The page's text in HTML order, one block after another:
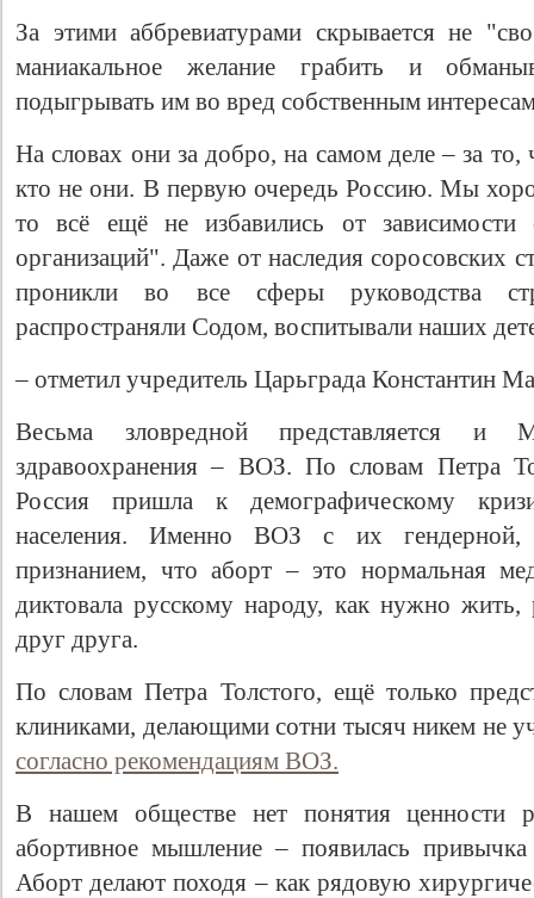
За этими аббревиатурами скрывается не
маниакальное желание грабить и
подыгрывать им во вред собственным
На словах они за добро, на самом деле – за то,
кто не они. В первую очередь Россию. Мы
то всё ещё не избавились от
организаций". Даже от наследия соросовских
проникли во все сферы руководства
распространяли Содом, воспитывали наших
– отметил учредитель Царьграда Константин
Весьма зловредной представляется и
здравоохранения – ВОЗ. По словам Петра
Россия пришла к демографическому
населения. Именно ВОЗ с их гендерной,
признанием, что аборт – это нормальная
диктовала русскому народу, как нужно
друг друга.
По словам Петра Толстого, ещё только
клиниками, делающими сотни тысяч никем не
согласно рекомендациям ВОЗ.
В нашем обществе нет понятия ценности
абортивное мышление – появилась
Аборт делают походя – как рядовую
Свидетельство